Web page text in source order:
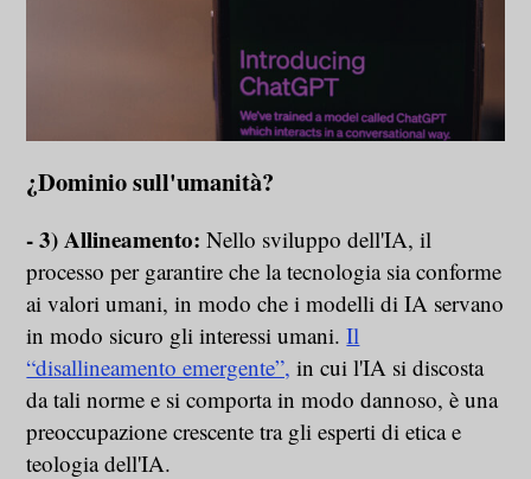
¿Dominio sull'umanità?
- 3) Allineamento: Nello sviluppo dell'IA, il
processo per garantire che la tecnologia sia conforme
ai valori umani, in modo che i modelli di IA servano
in modo sicuro gli interessi umani.Il
“disallineamento emergente”, in cui l'IA si discosta
da tali norme e si comporta in modo dannoso, è una
preoccupazione crescente tra gli esperti di etica e
teologia dell'IA.